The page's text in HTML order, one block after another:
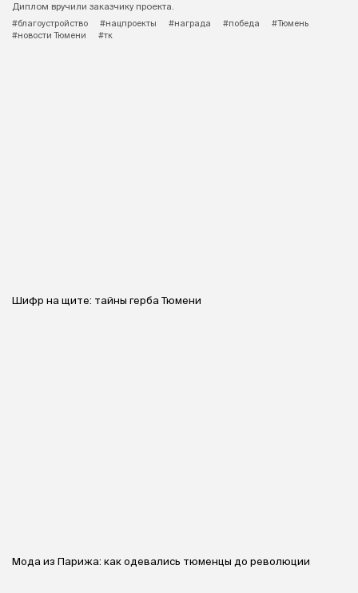
Диплом вручили заказчику проекта.
#благоустройство
#нацпроекты #награда #победа
#Тюмень
#новости Тюмени
#тк
Шифр на щите: тайны герба Тюмени
Мода из Парижа: как одевались тюменцы до революции